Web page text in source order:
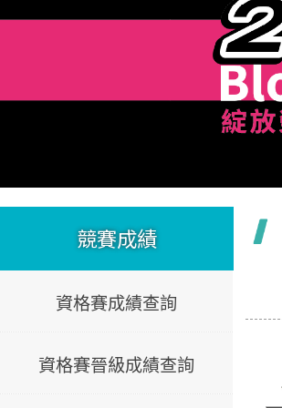
容
競賽成績
資格賽成績查詢
資格賽晉級成績查詢